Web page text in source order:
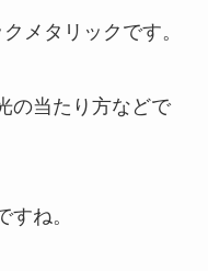
メタリックです。
の当たり方などで
ね。